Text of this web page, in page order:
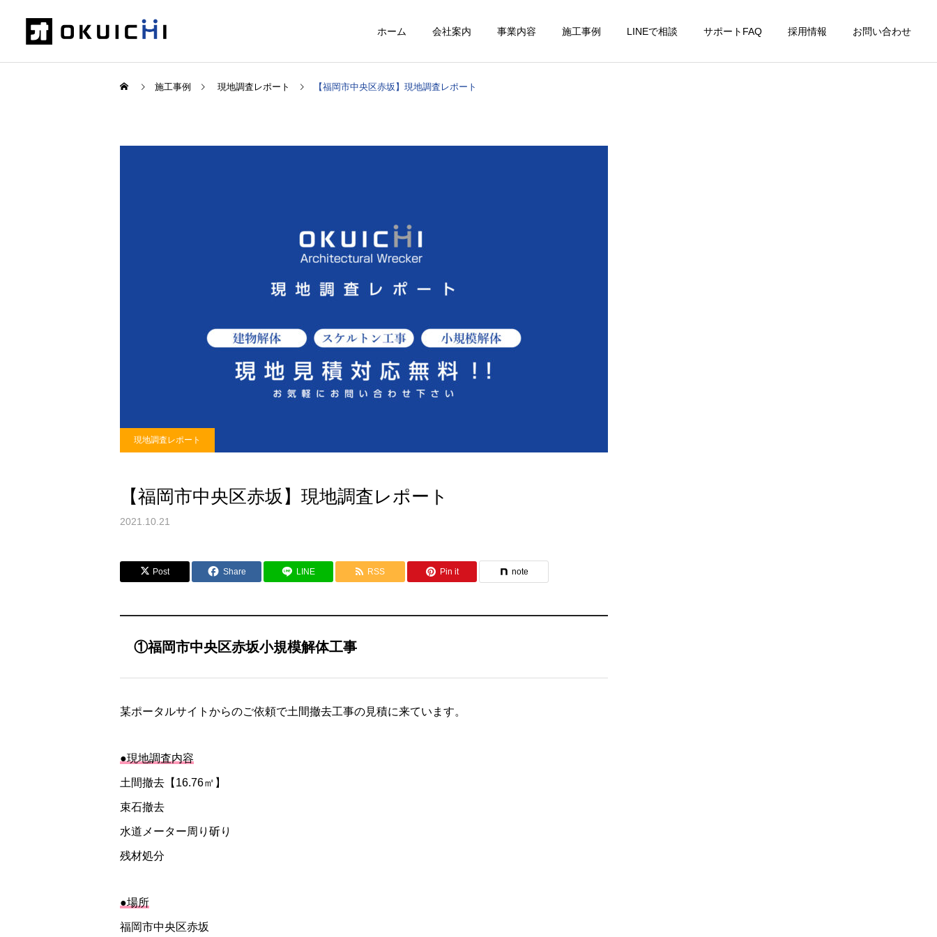
ホーム 会社案内 事業内容 施工事例 LINEで相談 サポートFAQ 採用情報 お問い合わせ
施工事例 現地調査レポート 【福岡市中央区赤坂】現地調査レポート
現地調査レポート
【福岡市中央区赤坂】現地調査レポート
2021.10.21
Post Share LINE RSS Pin it note
①福岡市中央区赤坂小規模解体工事
某ポータルサイトからのご依頼で土間撤去工事の見積に来ています。
●現地調査内容
土間撤去【16.76㎡】
束石撤去
水道メーター周り斫り
残材処分
●場所
福岡市中央区赤坂